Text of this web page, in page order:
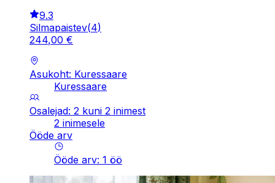
9.3
Silmapaistev(4)
244,00 €
Asukoht: Kuressaare
Kuressaare
Osalejad: 2 kuni 2 inimest
2 inimesele
Ööde arv
Ööde arv: 1 öö